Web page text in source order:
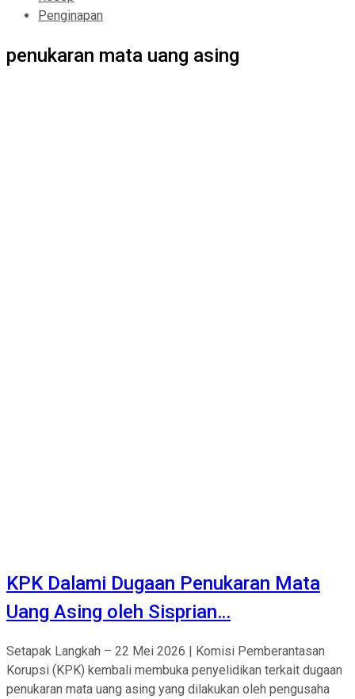
Penginapan
penukaran mata uang asing
KPK Dalami Dugaan Penukaran Mata
Uang Asing oleh Sisprian…
Setapak Langkah – 22 Mei 2026 | Komisi Pemberantasan
Korupsi (KPK) kembali membuka penyelidikan terkait dugaan
penukaran mata uang asing yang dilakukan oleh pengusaha